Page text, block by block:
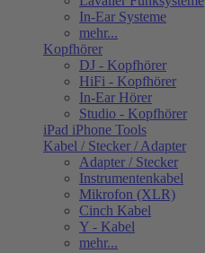
In-Ear Systeme
mehr...
Kopfhörer
DJ - Kopfhörer
HiFi - Kopfhörer
In-Ear Hörer
Studio - Kopfhörer
iPad iPhone Tools
Kabel / Stecker / Adapter
Adapter / Stecker
Instrumentenkabel
Mikrofon (XLR)
Cinch Kabel
Y - Kabel
mehr...